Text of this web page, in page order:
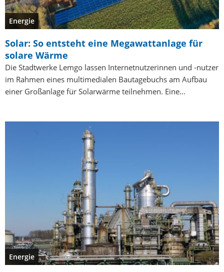
Energie
Solar: So entsteht eine Megawattanlage für
solare Wärme
Die Stadtwerke Lemgo lassen Internetnutzerinnen und -nutzer
im Rahmen eines multimedialen Bautagebuchs am Aufbau
einer Großanlage für Solarwärme teilnehmen. Eine…
Energie